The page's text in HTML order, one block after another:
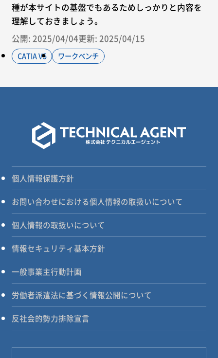
種が本サイトの基盤でもあるためしっかりと内容を
理解しておきましょう。
公開: 2025/04/04更新: 2025/04/15
CATIA V5 ワークベンチ
個人情報保護方針
お問い合わせにおける個人情報の取扱いについて
個人情報の取扱いについて
情報セキュリティ基本方針
一般事業主行動計画
労働者派遣法に基づく情報公開について
反社会的勢力排除宣言